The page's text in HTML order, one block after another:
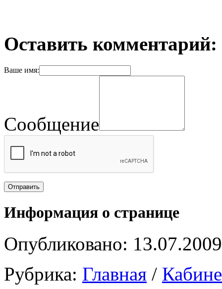
Оставить комментарий:
Ваше имя:
Сообщение
Информация о странице
Опубликовано: 13.07.2009
Рубрика: Главная /